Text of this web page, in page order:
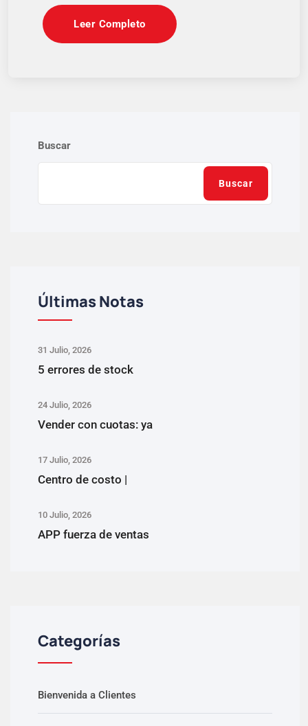
Leer Completo
Buscar
Buscar
Últimas Notas
31 Julio, 2026
5 errores de stock
24 Julio, 2026
Vender con cuotas: ya
17 Julio, 2026
Centro de costo |
10 Julio, 2026
APP fuerza de ventas
Categorías
Bienvenida a Clientes